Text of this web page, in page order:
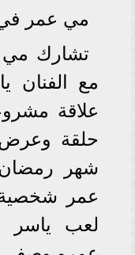
مي عمر في
مع
حلقة
شهر
عمر شخصية
لعب ياسر